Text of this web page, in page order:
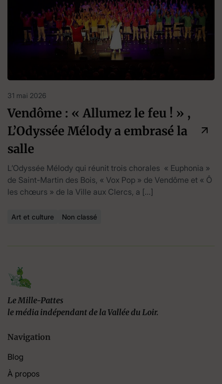
31 mai 2026
Vendôme : « Allumez le feu ! » ,
L’Odyssée Mélody a embrasé la
salle
L’Odyssée Mélody qui réunit trois chorales « Euphonia »
de Saint-Martin des Bois, « Vox Pop » de Vendôme et « Ô
les chœurs » de la Ville aux Clercs, a […]
Art et culture Non classé
Le Mille-Pattes
le média indépendant de la Vallée du Loir.
Navigation
Blog
À propos